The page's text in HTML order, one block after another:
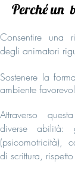
Perché un
Consentire una
degli animatori
Sostenere la
ambiente
Attraverso
diverse abilità:
(psicomotricità),
di scrittura,